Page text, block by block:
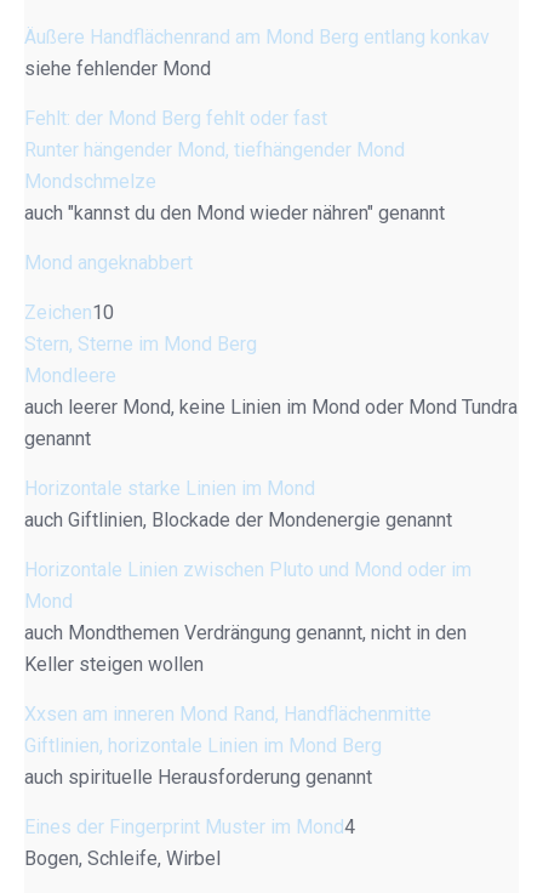
Äußere Handflächenrand am Mond Berg entlang konkav
siehe fehlender Mond
Fehlt: der Mond Berg fehlt oder fast
Runter hängender Mond, tiefhängender Mond
Mondschmelze
auch "kannst du den Mond wieder nähren" genannt
Mond angeknabbert
Zeichen10
Stern, Sterne im Mond Berg
Mondleere
auch leerer Mond, keine Linien im Mond oder Mond Tundra
genannt
Horizontale starke Linien im Mond
auch Giftlinien, Blockade der Mondenergie genannt
Horizontale Linien zwischen Pluto und Mond oder im
Mond
auch Mondthemen Verdrängung genannt, nicht in den
Keller steigen wollen
Xxsen am inneren Mond Rand, Handflächenmitte
Giftlinien, horizontale Linien im Mond Berg
auch spirituelle Herausforderung genannt
Eines der Fingerprint Muster im Mond4
Bogen, Schleife, Wirbel